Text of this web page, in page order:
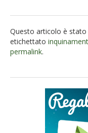
Questo articolo è stato
etichettato
permalink.